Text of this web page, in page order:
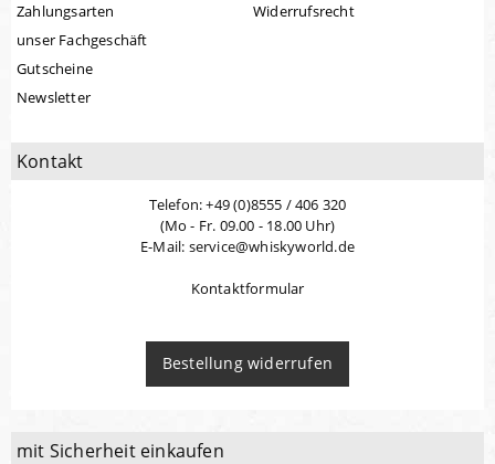
Zahlungsarten
unser Fachgeschäft
Gutscheine
Newsletter
Widerrufsrecht
Kontakt
Telefon: +49 (0)8555 / 406 320
(Mo - Fr. 09.00 - 18.00 Uhr)
E-Mail: service@whiskyworld.de
Kontaktformular
Bestellung widerrufen
mit Sicherheit einkaufen